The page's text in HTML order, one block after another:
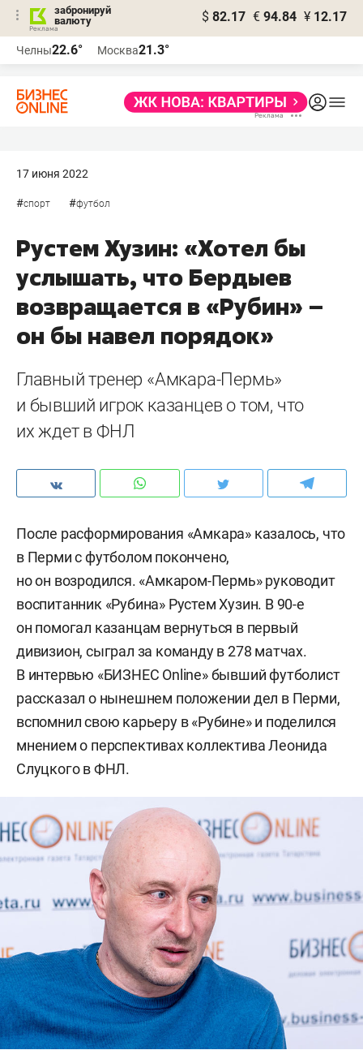
забронируй
валюту
$ 82.17 € 94.84 ¥ 12.17
Челны22.6° Москва21.3°
17 июня 2022
#спорт #футбол
Рустем Хузин: «Хотел бы
услышать, что Бердыев
возвращается в «Рубин» –
он бы навел порядок»
Главный тренер «Амкара-Пермь»
и бывший игрок казанцев о том, что
их ждет в ФНЛ
После расформирования «Амкара» казалось, что
в Перми с футболом покончено,
но он возродился. «Амкаром-Пермь» руководит
воспитанник «Рубина» Рустем Хузин. В 90-е
он помогал казанцам вернуться в первый
дивизион, сыграл за команду в 278 матчах.
В интервью «БИЗНЕС Online» бывший футболист
рассказал о нынешнем положении дел в Перми,
вспомнил свою карьеру в «Рубине» и поделился
мнением о перспективах коллектива Леонида
Слуцкого в ФНЛ.